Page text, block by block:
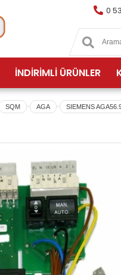
0
İNDİRİMLİ ÜRÜNLER
SQM AGA SIEMENS